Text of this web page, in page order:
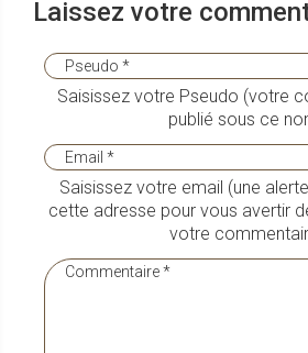
Laissez votre
Saisissez votre Pseudo (votre
publié sous ce
Saisissez votre email (une
cette adresse pour vous avertir
votre